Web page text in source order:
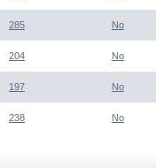
285 No
204 No
197 No
238 No